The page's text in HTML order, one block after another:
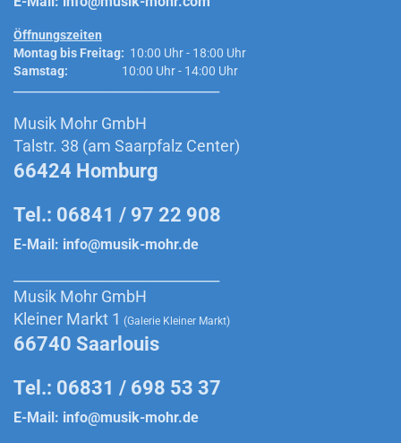
Öffnungszeiten
Montag bis Freitag: 10:00 Uhr - 18:00 Uhr
Samstag: 10:00 Uhr - 14:00 Uhr
Musik Mohr GmbH
Talstr. 38 (am Saarpfalz Center)
66424 Homburg
Tel.: 06841 / 97 22 908
E-Mail: info@musik-mohr.de
Musik Mohr GmbH
Kleiner Markt 1 (Galerie Kleiner Markt)
66740 Saarlouis
Tel.: 06831 / 698 53 37
E-Mail: info@musik-mohr.de